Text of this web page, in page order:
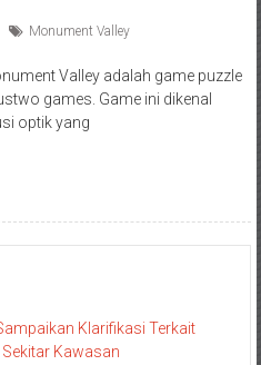
Monument Valley
Valley adalah game puzzle
games. Game ini dikenal
optik yang
Klarifikasi Terkait
Kawasan